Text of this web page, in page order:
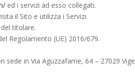
ed i servizi ad esso collegati.
il Sito e utilizza i Servizi.
titolare.
Regolamento (UE) 2016/679.
in Via Aguzzafame, 64 – 27029